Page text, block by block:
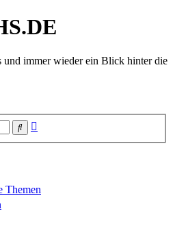
immer wieder ein Blick hinter die
Suche
Themen